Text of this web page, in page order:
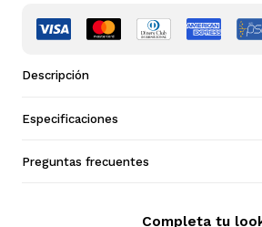
Descripción
Especificaciones
Preguntas frecuentes
Completa tu